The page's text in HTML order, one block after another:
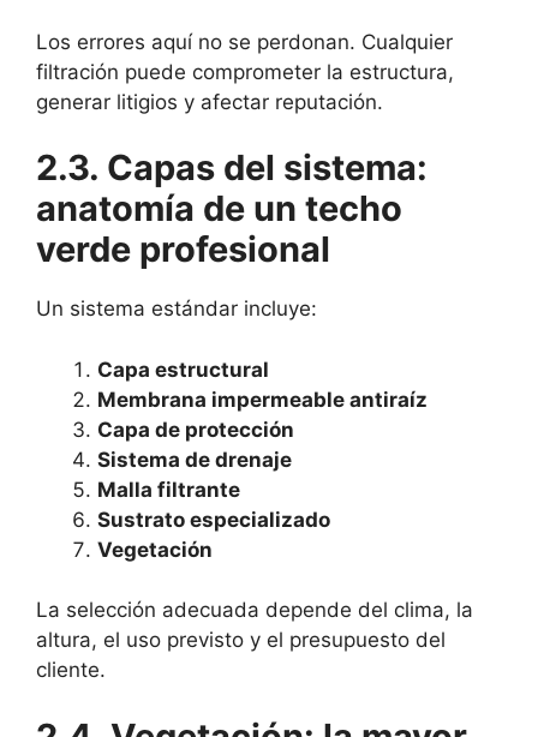
Los errores aquí no se perdonan. Cualquier
filtración puede comprometer la estructura,
generar litigios y afectar reputación.
2.3. Capas del sistema:
anatomía de un techo
verde profesional
Un sistema estándar incluye:
Capa estructural
Membrana impermeable antiraíz
Capa de protección
Sistema de drenaje
Malla filtrante
Sustrato especializado
Vegetación
La selección adecuada depende del clima, la
altura, el uso previsto y el presupuesto del
cliente.